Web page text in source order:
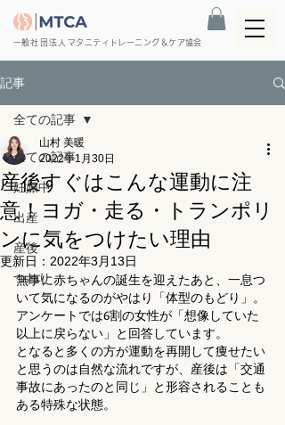
​一般社団法人 マタニティトレーニング＆ケア協会
記事
全ての記事
妊娠中
出産
産後
つわり
全ての記事
産後すぐはこんな運動に注
意！ヨガ・走る・トランポリ
ンに気をつけたい理由
山村 美暖
2022年1月30日
更新日： 2022年3月13日
無事に赤ちゃんの誕生を迎えたあと、一息つ
いて気になるのがやはり「体型のもどり」。
アンケートでは6割の女性が「想像していた
以上に戻らない」と回答しています。
となると多くの方が運動を再開して痩せたい
と思うのは自然な流れですが、産後は「交通
事故にあったのと同じ」と形容されることも
ある特殊な状態。